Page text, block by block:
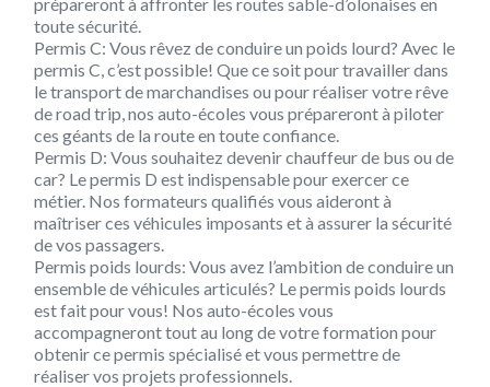
toute sécurité.
Permis C: Vous rêvez de conduire un poids lourd? Avec le
permis C, c’est possible! Que ce soit pour travailler dans
le transport de marchandises ou pour réaliser votre rêve
de road trip, nos auto-écoles vous prépareront à piloter
ces géants de la route en toute confiance.
Permis D: Vous souhaitez devenir chauffeur de bus ou de
car? Le permis D est indispensable pour exercer ce
métier. Nos formateurs qualifiés vous aideront à
maîtriser ces véhicules imposants et à assurer la sécurité
de vos passagers.
Permis poids lourds: Vous avez l’ambition de conduire un
ensemble de véhicules articulés? Le permis poids lourds
est fait pour vous! Nos auto-écoles vous
accompagneront tout au long de votre formation pour
obtenir ce permis spécialisé et vous permettre de
réaliser vos projets professionnels.